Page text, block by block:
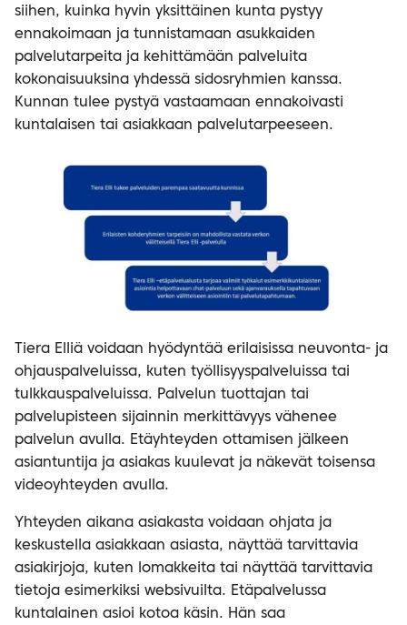
siihen, kuinka hyvin yksittäinen kunta pystyy
ennakoimaan ja tunnistamaan asukkaiden
palvelutarpeita ja kehittämään palveluita
kokonaisuuksina yhdessä sidosryhmien kanssa.
Kunnan tulee pystyä vastaamaan ennakoivasti
kuntalaisen tai asiakkaan palvelutarpeeseen.
Tiera Elliä voidaan hyödyntää erilaisissa neuvonta- ja
ohjauspalveluissa, kuten työllisyyspalveluissa tai
tulkkauspalveluissa. Palvelun tuottajan tai
palvelupisteen sijainnin merkittävyys vähenee
palvelun avulla. Etäyhteyden ottamisen jälkeen
asiantuntija ja asiakas kuulevat ja näkevät toisensa
videoyhteyden avulla.
Yhteyden aikana asiakasta voidaan ohjata ja
keskustella asiakkaan asiasta, näyttää tarvittavia
asiakirjoja, kuten lomakkeita tai näyttää tarvittavia
tietoja esimerkiksi websivuilta. Etäpalvelussa
kuntalainen asioi kotoa käsin. Hän saa